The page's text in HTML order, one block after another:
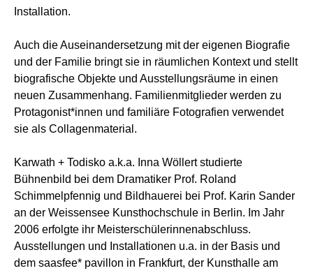
Installation.
Auch die Auseinandersetzung mit der eigenen Biografie
und der Familie bringt sie in räumlichen Kontext und stellt
biografische Objekte und Ausstellungsräume in einen
neuen Zusammenhang. Familienmitglieder werden zu
Protagonist*innen und familiäre Fotografien verwendet
sie als Collagenmaterial.
Karwath + Todisko a.k.a. Inna Wöllert studierte
Bühnenbild bei dem Dramatiker Prof. Roland
Schimmelpfennig und Bildhauerei bei Prof. Karin Sander
an der Weissensee Kunsthochschule in Berlin. Im Jahr
2006 erfolgte ihr Meisterschülerinnenabschluss.
Ausstellungen und Installationen u.a. in der Basis und
dem saasfee* pavillon in Frankfurt, der Kunsthalle am